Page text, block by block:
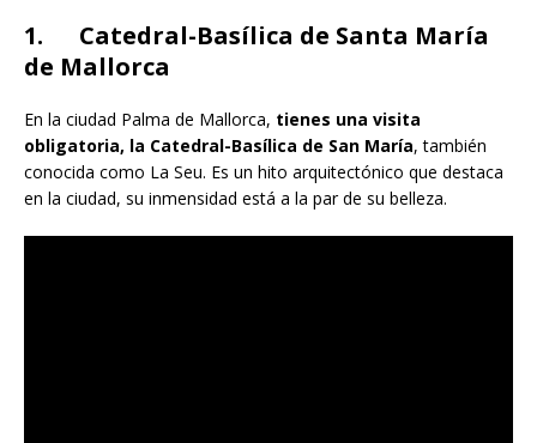
1. Catedral-Basílica de Santa María
de Mallorca
En la ciudad Palma de Mallorca, tienes una visita
obligatoria, la Catedral-Basílica de San María, también
conocida como La Seu. Es un hito arquitectónico que destaca
en la ciudad, su inmensidad está a la par de su belleza.